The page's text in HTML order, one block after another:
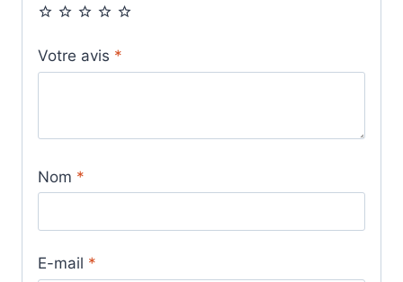
Votre avis *
Nom *
E-mail *